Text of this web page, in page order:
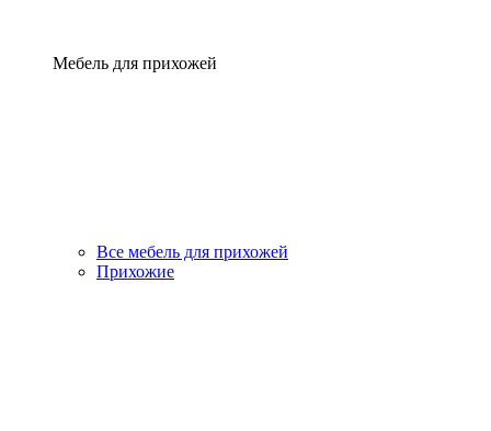
Мебель для прихожей
Все мебель для прихожей
Прихожие